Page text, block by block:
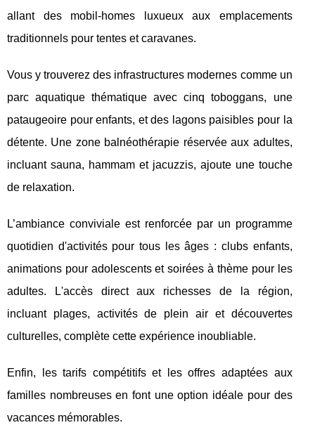
allant des mobil-homes luxueux aux emplacements
traditionnels pour tentes et caravanes.
Vous y trouverez des infrastructures modernes comme un
parc aquatique thématique avec cinq toboggans, une
pataugeoire pour enfants, et des lagons paisibles pour la
détente. Une zone balnéothérapie réservée aux adultes,
incluant sauna, hammam et jacuzzis, ajoute une touche
de relaxation.
L’ambiance conviviale est renforcée par un programme
quotidien d'activités pour tous les âges : clubs enfants,
animations pour adolescents et soirées à thème pour les
adultes. L'accès direct aux richesses de la région,
incluant plages, activités de plein air et découvertes
culturelles, complète cette expérience inoubliable.
Enfin, les tarifs compétitifs et les offres adaptées aux
familles nombreuses en font une option idéale pour des
vacances mémorables.